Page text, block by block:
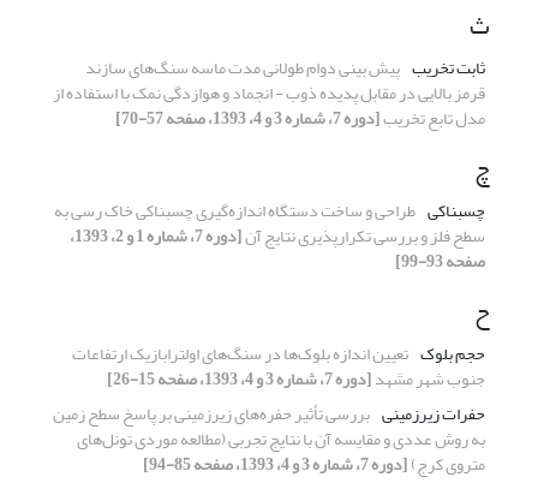
ث
ثابت تخریب پیش بینی دوام طولانی مدت ماسه سنگ‌های سازند
قرمز بالایی در مقابل پدیده ذوب - انجماد و هوازدگی نمک با استفاده از
مدل تابع تخریب[دوره 7، شماره 3 و 4، 1393، صفحه 57-70]
چ
چسبناکی طراحی و ساخت دستگاه اندازه‌گیری چسبناکی خاک رسی به
سطح فلز و بررسی تکرارپذیری نتایج آن [دوره 7، شماره 1 و 2، 1393،
صفحه 93-99]
ح
حجم بلوک تعیین اندازه بلوک‌ها در سنگ‌های اولترابازیک ارتفاعات
جنوب شهر مشهد[دوره 7، شماره 3 و 4، 1393، صفحه 15-26]
حفرات زیرزمینی بررسی تأثیر حفره‌های زیرزمینی بر پاسخ سطح زمین
به روش عددی و مقایسه آن با نتایج تجربی (مطالعه موردی تونل‌های
متروی کرج)[دوره 7، شماره 3 و 4، 1393، صفحه 85-94]